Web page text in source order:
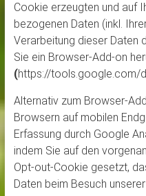
Cookie erzeugten und auf
bezogenen Daten (inkl.
Verarbeitung dieser Daten
Sie ein Browser-Add-on
(https://tools.google.com/
Alternativ zum Browser-
Browsern auf mobilen
Erfassung durch Google
indem Sie auf den
Opt-out-Cookie gesetzt,
Daten beim Besuch